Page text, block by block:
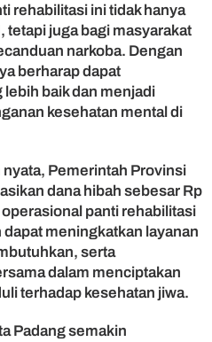
rehabilitasi ini tidak hanya
juga bagi masyarakat
narkoba. Dengan
berharap dapat
baik dan menjadi
kesehatan mental di
Pemerintah Provinsi
dana hibah sebesar Rp
panti rehabilitasi
meningkatkan layanan
serta
dalam menciptakan
terhadap kesehatan jiwa.
Padang semakin